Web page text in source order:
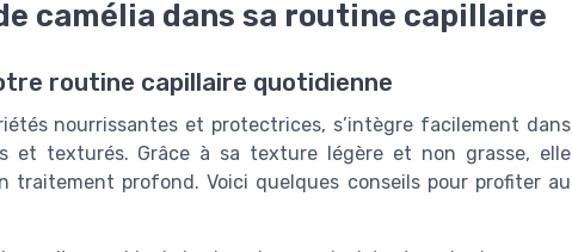
camélia dans sa routine capillaire
routine capillaire quotidienne
nourrissantes et protectrices, s’intègre facilement dans
et texturés. Grâce à sa texture légère et non grasse, elle
traitement profond. Voici quelques conseils pour profiter au